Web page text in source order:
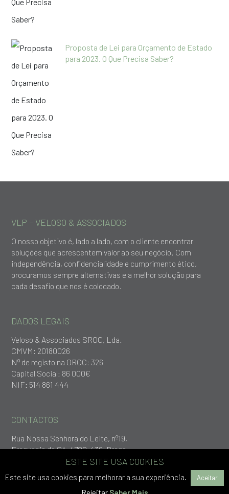
Proposta de Lei para Orçamento de Estado
para 2023. O Que Precisa Saber?
VLP – VELOSO & ASSOCIADOS
O nosso objetivo é, lado a lado, com o cliente encontrar
soluções que acrescentem valor ao seu negócio. Com
independência, confidencialidade e cumprimento ético,
procuramos sempre alternativas e a melhor solução para
cada desafio que nos é colocado.
DADOS LEGAIS
Veloso & Associados SROC, Lda.
CMVM: 20180026
Nº de registo na OROC: 326
Capital Social: 86 000€
NIF: 514 861 444
CONTACTOS
Rua Nossa Senhora do Leite, nº19,
Freguesia da Sé, 4700-436, Braga
ESTE SITE USA COOKIES
Este site usa cookies para melhorar a sua experiência. Aceitar